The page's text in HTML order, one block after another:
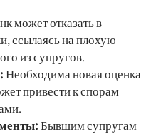
может отказать в
ссылаясь на плохую
из супругов.
Необходима новая оценка
привести к спорам
Бывшим супругам